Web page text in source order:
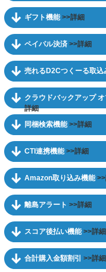
ギフト機能>>詳細
ペイパル決済 >>詳細
売れるD2Cつくーる取込
クラウドバックアップ
詳細
同梱検索機能>>詳細
CTI連携機能>>詳細
Amazon取り込み機能
離島アラート >>詳細
スコア後払い機能>>詳細
合計購入金額割引 >>詳細